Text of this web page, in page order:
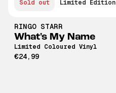
Sold out Limited Edition
RINGO STARR
What's My Name
Limited Coloured Vinyl
€24,99